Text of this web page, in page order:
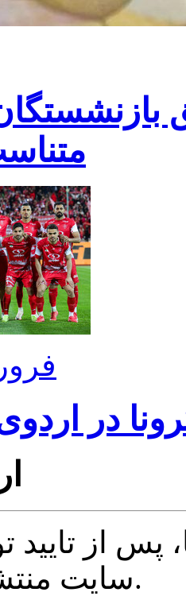
18
از تایید
سایت منتشر خواهد شد.